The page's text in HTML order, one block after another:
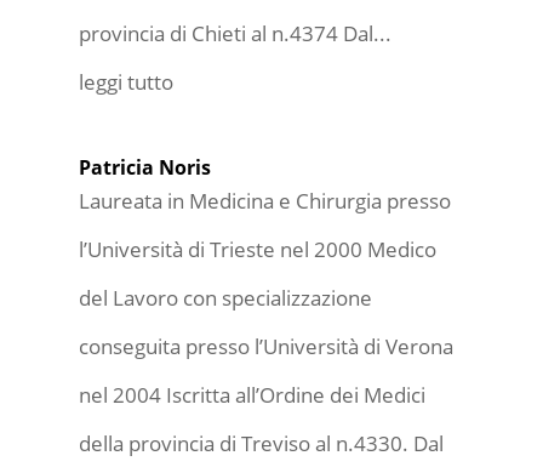
provincia di Chieti al n.4374 Dal...
leggi tutto
Patricia Noris
Laureata in Medicina e Chirurgia presso
l’Università di Trieste nel 2000 Medico
del Lavoro con specializzazione
conseguita presso l’Università di Verona
nel 2004 Iscritta all’Ordine dei Medici
della provincia di Treviso al n.4330. Dal